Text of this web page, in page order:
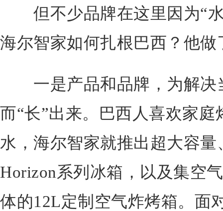
但不少品牌在这里因为“水
海尔智家如何扎根巴西？他做
一是产品和品牌，为解决
而“长”出来。巴西人喜欢家
水，海尔智家就推出超大容
Horizon系列冰箱，以及集空
体的12L定制空气炸烤箱。面